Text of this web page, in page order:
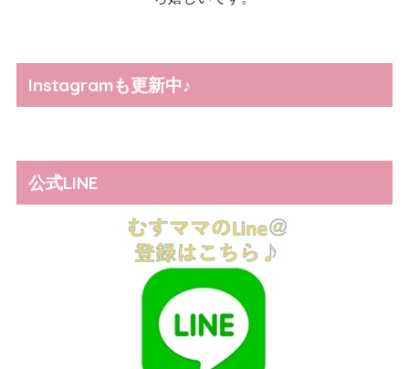
Instagramも更新中♪
公式LINE